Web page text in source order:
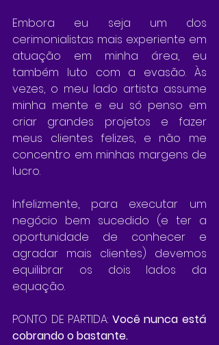
Embora eu seja um dos
cerimonialistas mais experiente em
atuação em minha área, eu
também luto com a evasão. Às
vezes, o meu lado artista assume
minha mente e eu só penso em
criar grandes projetos e fazer
meus clientes felizes, e não me
concentro em minhas margens de
lucro.
Infelizmente, para executar um
negócio bem sucedido (e ter a
oportunidade de conhecer e
agradar mais clientes) devemos
equilibrar os dois lados da
equação.
PONTO DE PARTIDA: Você nunca está
cobrando o bastante.